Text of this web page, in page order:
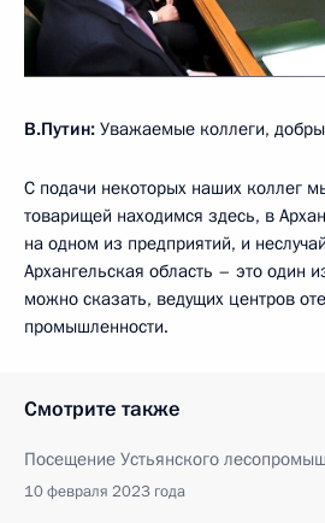
В.Путин: Уважаемые коллеги,
С подачи некоторых наших коллег
товарищей находимся здесь, в
на одном из предприятий, и
Архангельская область – это один
можно сказать, ведущих центров
промышленности.
Смотрите также
Посещение Устьянского
10 февраля 2023 года